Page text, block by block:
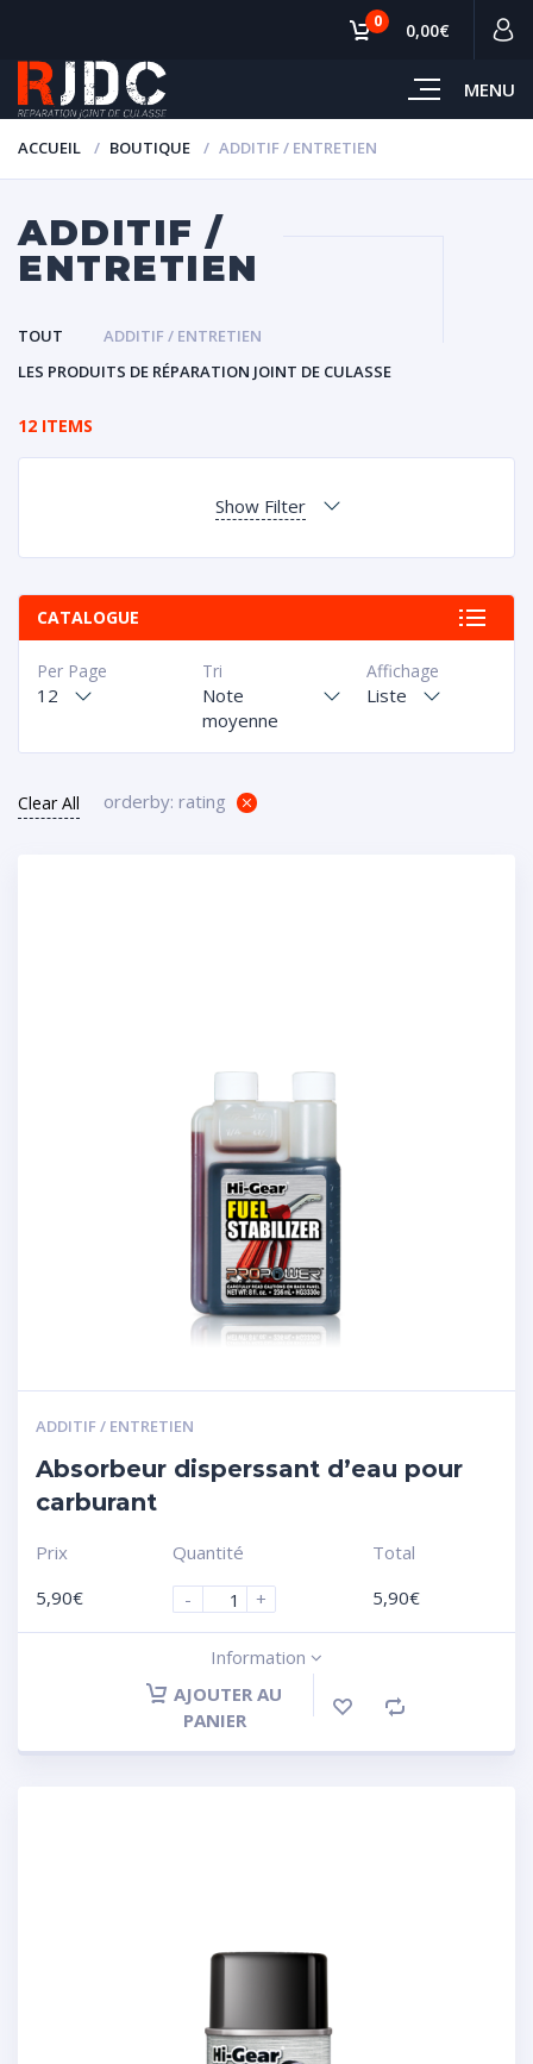
MENU
0 0,00€
ACCUEIL BOUTIQUE ADDITIF / ENTRETIEN
ADDITIF /
ENTRETIEN
TOUT
ADDITIF / ENTRETIEN
LES PRODUITS DE RÉPARATION JOINT DE CULASSE
12 ITEMS
Show Filter
CATALOGUE
Affichage
Liste
Tri
Note
moyenne
Per Page
12
Clear All orderby: rating
ADDITIF / ENTRETIEN
Absorbeur disperssant d’eau pour
carburant
Prix
5,90€
Quantité
-
+
Total
5,90€
Information
AJOUTER AU
PANIER